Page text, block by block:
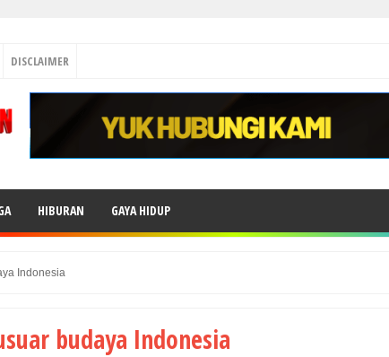
DISCLAIMER
HIBURAN GAYA HIDUP
Indonesia
budaya Indonesia